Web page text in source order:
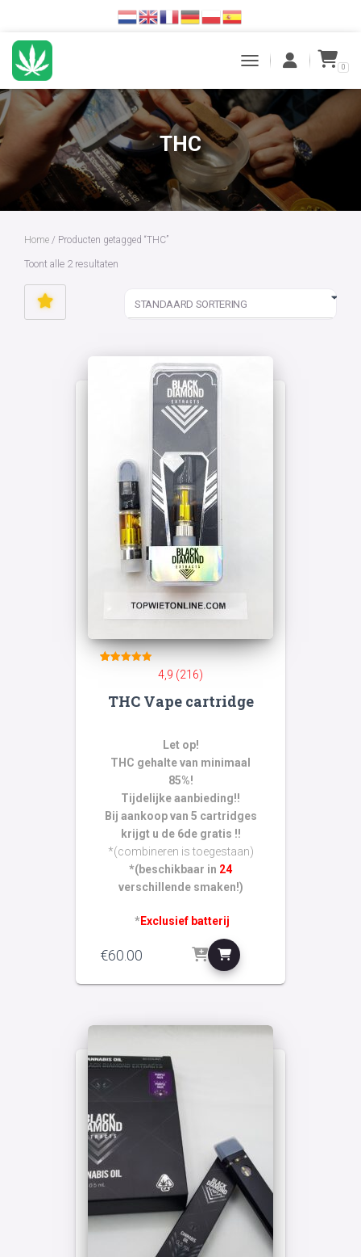
TOGGLE NAVIGATION0
THC
Home / Producten getagged “THC”
Toont alle 2 resultaten
gebaseerd
op klant
4,9 (216)
THC Vape cartridge
Let op!
THC gehalte van minimaal
85%!
Tijdelijke aanbieding!!
Bij aankoop van 5 cartridges
krijgt u de 6de gratis !!
*(combineren is toegestaan)
*(beschikbaar in 24
verschillende smaken!)
*Exclusief batterij
€60.00